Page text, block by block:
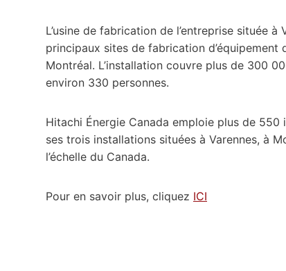
L’usine de fabrication de l’entreprise située
principaux sites de fabrication
Montréal. L’installation couvre plus de 300
environ 330 personnes.
Hitachi Énergie Canada emploie plus de
ses trois installations situées à Varennes, à
l’échelle du Canada.
Pour en savoir plus, cliquez ICI